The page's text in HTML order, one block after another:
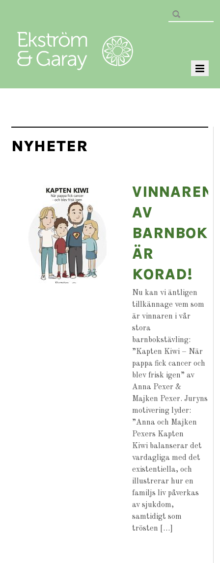
NYHETER
VINNAREN
AV
ÄR
KORAD!
Nu kan vi äntligen
tillkännage vem som
är vinnaren i vår
stora
barnbokstävling:
”Kapten Kiwi – När
pappa fick cancer och
blev frisk igen” av
Anna Pexer &
Majken Pexer. Juryns
motivering lyder:
”Anna och Majken
Pexers Kapten
Kiwi balanserar det
vardagliga med det
existentiella, och
illustrerar hur en
familjs liv påverkas
av sjukdom,
samtidigt som
trösten […]